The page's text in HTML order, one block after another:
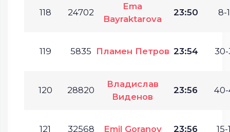
118 24702
Ema
Bayraktarova
23:50 8-
119 5835 Пламен Петров 23:54 30-
120 28820
Владислав
Виденов
23:56 40-
121 32568 Emil Goranov 23:56 15-